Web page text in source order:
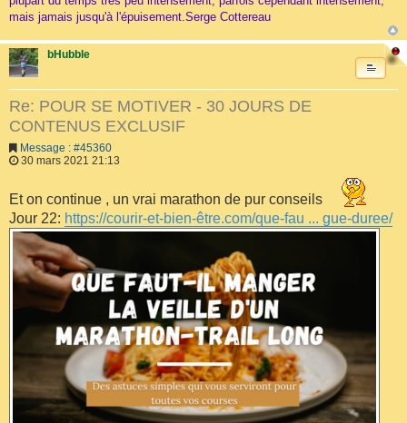
mais jamais jusqu'à l'épuisement.Serge Cottereau
bHubble
Re: POUR SE MOTIVER - 30 JOURS DE
CONTENUS EXCLUSIF
Message : #45360
30 mars 2021 21:13
Et on continue , un vrai marathon de pur conseils
Jour 22: https://courir-et-bien-être.com/que-fau ... gue-duree/